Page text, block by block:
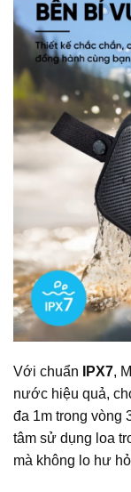
Với chuẩn IPX7,
nước hiệu quả,
đa 1m trong vòng
tâm sử dụng loa
mà không lo hư